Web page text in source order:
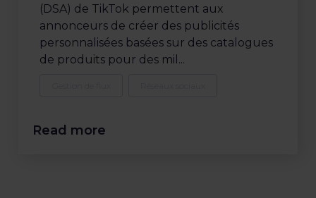
(DSA) de TikTok permettent aux
annonceurs de créer des publicités
personnalisées basées sur des catalogues
de produits pour des mil...
Read more